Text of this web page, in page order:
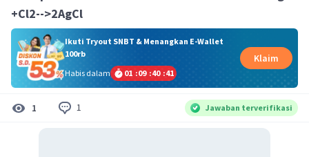
+Cl2-->2AgCl
Ikuti Tryout SNBT & Menangkan E-Wallet
100rb
Habis dalam
01 :09 :40 :40
Klaim
1 1 Jawaban terverifikasi